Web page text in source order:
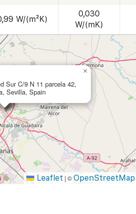
W/(m²K)
0,030
W/(mK)
Sur C/9 N 11 parcela 42,
Sevilla, Spain
×
Leaflet | ©OpenStreetMap